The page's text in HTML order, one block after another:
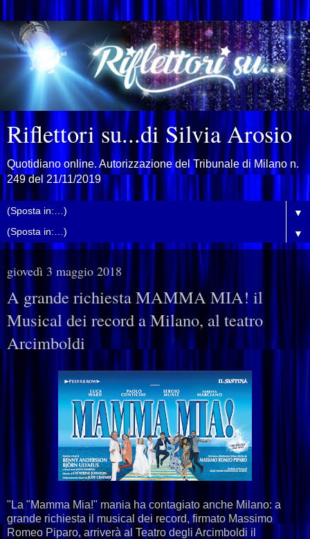
Riflettori su...di Silvia Arosio
Quotidiano online. Autorizzazione del Tribunale di Milano n.
249 del 21/11/2019
▼
▼
giovedì 3 maggio 2018
A grande richiesta MAMMA MIA! il
Musical dei record a Milano, al teatro
Arcimboldi
"La "Mamma Mia!" mania ha contagiato anche Milano: a
grande richiesta il musical dei record, firmato Massimo
Romeo Piparo, arriverà al Teatro degli Arcimboldi il